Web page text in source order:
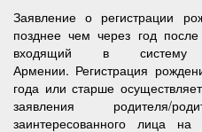
Заявление о регистрации
позднее чем через год
входящий в систему
Армении. Регистрация
года или старше
заявления родителя/
заинтересованного лица на